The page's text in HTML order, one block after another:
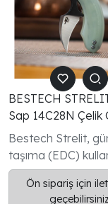
BESTECH
Sap 14C28N Çelik
Bestech Strelit,
taşıma (EDC)
yönelik
fonksiyonellik ve
Ön sipariş için
geçebilirsiniz